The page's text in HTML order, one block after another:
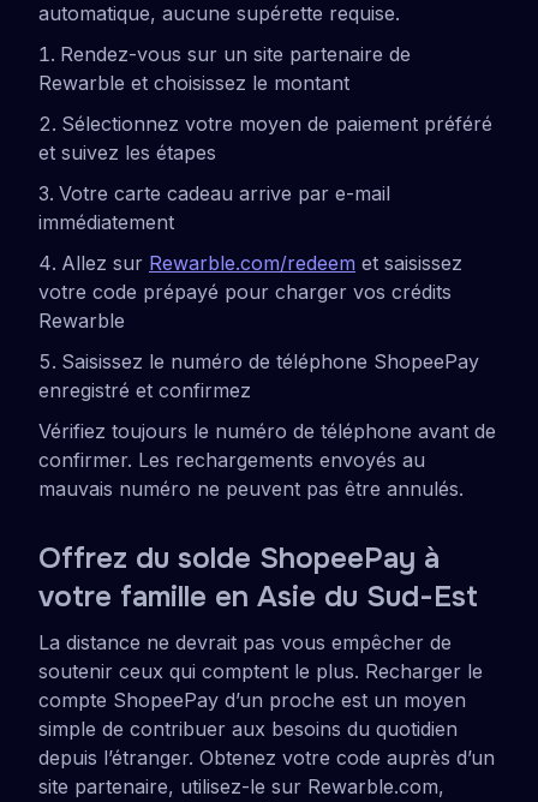
automatique, aucune supérette requise.
Rendez-vous sur un site partenaire de
Rewarble et choisissez le montant
Sélectionnez votre moyen de paiement préféré
et suivez les étapes
Votre carte cadeau arrive par e-mail
immédiatement
Allez sur Rewarble.com/redeem et saisissez
votre code prépayé pour charger vos crédits
Rewarble
Saisissez le numéro de téléphone ShopeePay
enregistré et confirmez
Vérifiez toujours le numéro de téléphone avant de
confirmer. Les rechargements envoyés au
mauvais numéro ne peuvent pas être annulés.
Offrez du solde ShopeePay à
votre famille en Asie du Sud-Est
La distance ne devrait pas vous empêcher de
soutenir ceux qui comptent le plus. Recharger le
compte ShopeePay d’un proche est un moyen
simple de contribuer aux besoins du quotidien
depuis l’étranger. Obtenez votre code auprès d’un
site partenaire, utilisez-le sur Rewarble.com,